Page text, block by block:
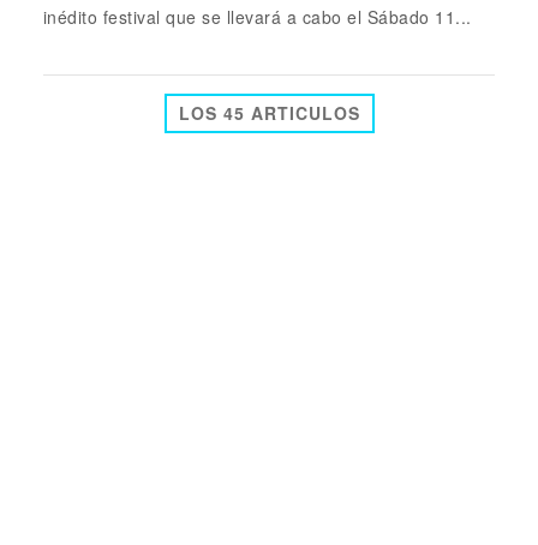
inédito festival que se llevará a cabo el Sábado 11...
LOS 45 ARTICULOS